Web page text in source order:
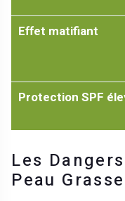
Effet matifiant
Protection SPF
Les
Peau Grasse